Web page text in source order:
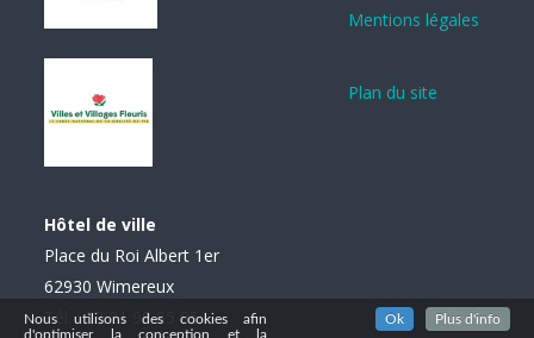
Hôtel de ville
Place du Roi Albert 1er
62930 Wimereux
Tél. : 03 21 99 85 85
Mentions légales
Plan du site
Nous utilisons des cookies afin
d'optimiser la conception et la
Ok Plus d'info